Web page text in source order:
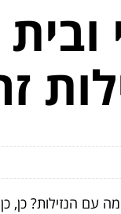
עם הנזילות? כן,